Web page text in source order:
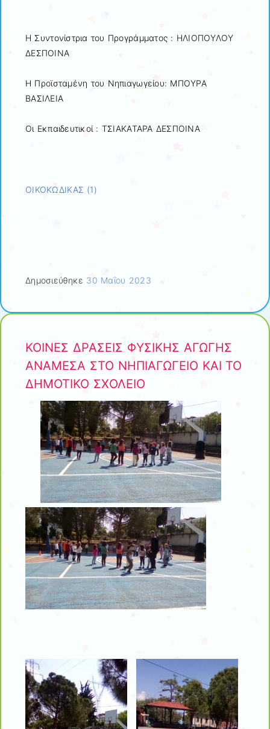
Η Συντονίστρια του Προγράμματος : ΗΛΙΟΠΟΥΛΟΥ
ΔΕΣΠΟΙΝΑ
Η Προϊσταμένη του Νηπιαγωγείου: ΜΠΟΥΡΑ
ΒΑΣΙΛΕΙΑ
Οι Εκπαιδευτικοί : ΤΣΙΑΚΑΤΑΡΑ ΔΕΣΠΟΙΝΑ
ΟΙΚΟΚΩΔΙΚΑΣ (1)
Δημοσιεύθηκε 30 Μαΐου 2023
ΚΟΙΝΕΣ ΔΡΑΣΕΙΣ ΦΥΣΙΚΗΣ ΑΓΩΓΗΣ
ΑΝΑΜΕΣΑ ΣΤΟ ΝΗΠΙΑΓΩΓΕΙΟ ΚΑΙ ΤΟ
ΔΗΜΟΤΙΚΟ ΣΧΟΛΕΙΟ